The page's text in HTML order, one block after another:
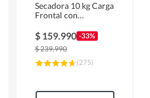
Secadora 10 kg Carga
Frontal con
MD100A100/W2
$ 159.990 -33%
$239.990
(275)